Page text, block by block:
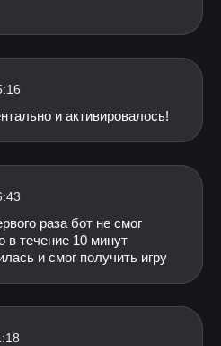
и активировалось!
раза бот не смог
в течение 10 минут
и смог получить игру